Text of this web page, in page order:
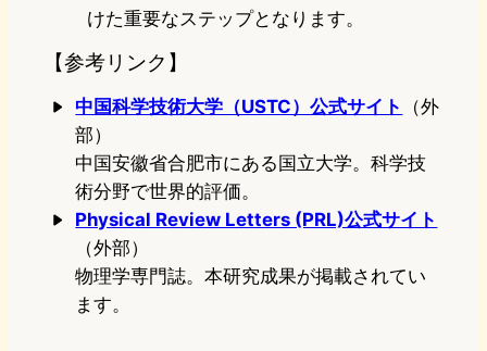
けた重要なステップとなります。
【参考リンク】
中国科学技術大学（USTC）公式サイト
（外
部）
中国安徽省合肥市にある国立大学。科学技
術分野で世界的評価。
Physical Review Letters (PRL)公式サイト
（外部）
物理学専門誌。本研究成果が掲載されてい
ます。